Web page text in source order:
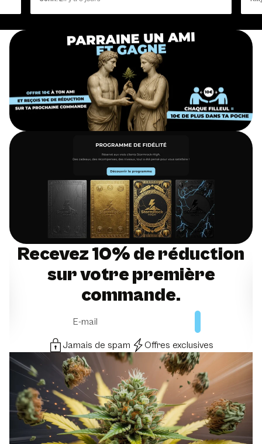
Recevez 10% de réduction
sur votre première
commande.
Jamais de spam Offres exclusives